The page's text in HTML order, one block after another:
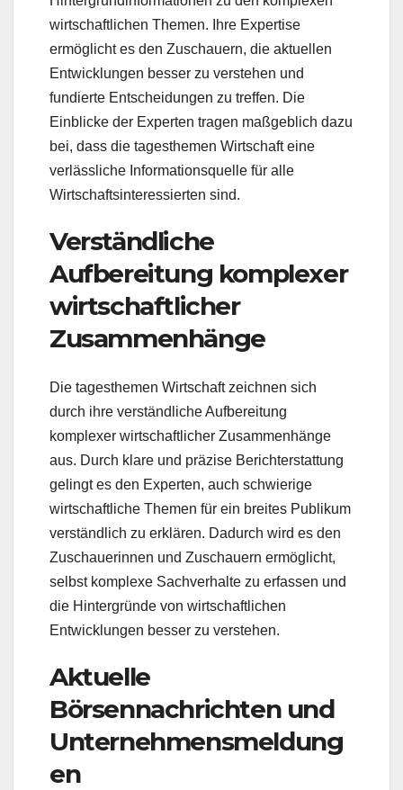
wirtschaftlichen Themen. Ihre Expertise
ermöglicht es den Zuschauern, die aktuellen
Entwicklungen besser zu verstehen und
fundierte Entscheidungen zu treffen. Die
Einblicke der Experten tragen maßgeblich dazu
bei, dass die tagesthemen Wirtschaft eine
verlässliche Informationsquelle für alle
Wirtschaftsinteressierten sind.
Verständliche
Aufbereitung komplexer
wirtschaftlicher
Zusammenhänge
Die tagesthemen Wirtschaft zeichnen sich
durch ihre verständliche Aufbereitung
komplexer wirtschaftlicher Zusammenhänge
aus. Durch klare und präzise Berichterstattung
gelingt es den Experten, auch schwierige
wirtschaftliche Themen für ein breites Publikum
verständlich zu erklären. Dadurch wird es den
Zuschauerinnen und Zuschauern ermöglicht,
selbst komplexe Sachverhalte zu erfassen und
die Hintergründe von wirtschaftlichen
Entwicklungen besser zu verstehen.
Aktuelle
Börsennachrichten und
Unternehmensmeldung
en